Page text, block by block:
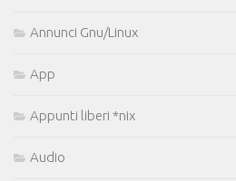
Annunci Gnu/Linux
App
Appunti liberi *nix
Audio